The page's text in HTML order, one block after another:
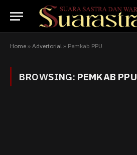
Home » Advertorial » Pemkab PPU
BROWSING: PEMKAB PPU